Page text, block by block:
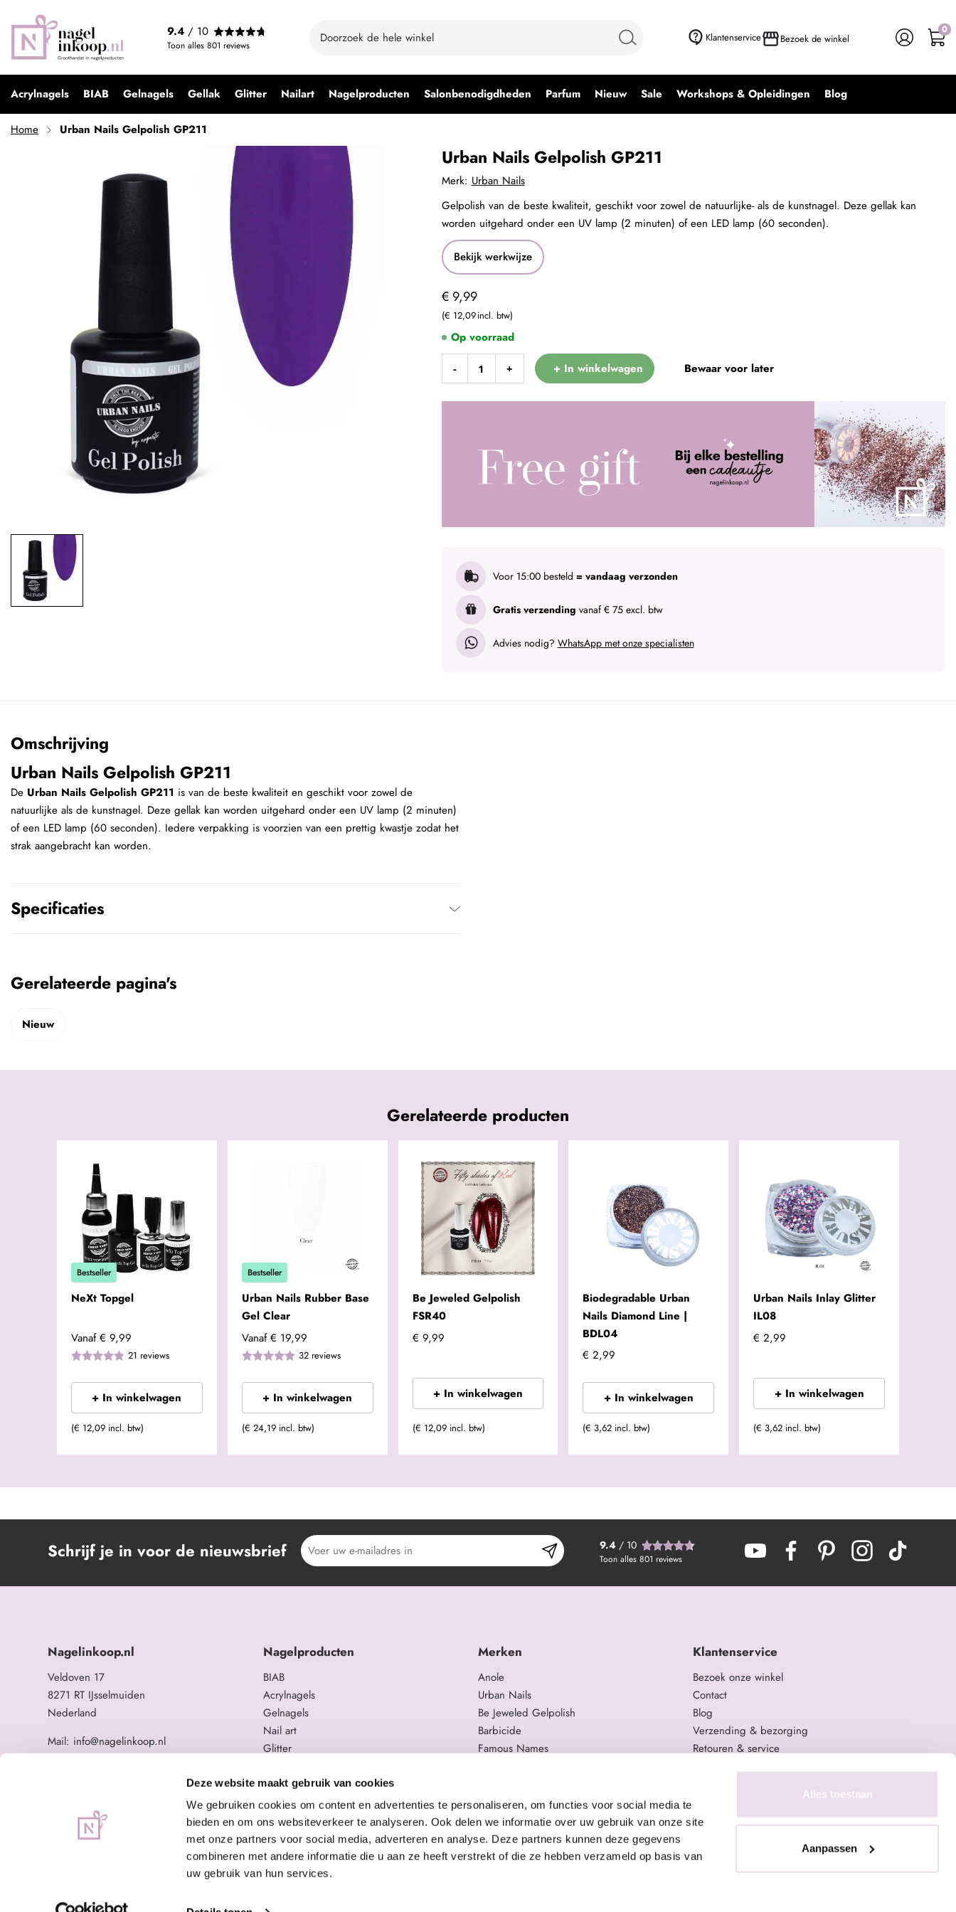
Deze website maakt gebruik van cookies
We gebruiken cookies om content en advertenties te personaliseren, om functies voor social media te
bieden en om ons websiteverkeer te analyseren. Ook delen we informatie over uw gebruik van onze site
met onze partners voor social media, adverteren en analyse. Deze partners kunnen deze gegevens
combineren met andere informatie die u aan ze heeft verstrekt of die ze hebben verzameld op basis van
uw gebruik van hun services.
Alles toestaan
Aanpassen
Klantenservice Bezoek de winkel
9.4 / 10
Toon alles 801 reviews
0
Acrylnagels BIAB Gelnagels Gellak Glitter Nailart Nagelproducten Salonbenodigdheden Parfum Nieuw Sale Workshops & Opleidingen Blog
Home Urban Nails Gelpolish GP211
Urban Nails Gelpolish GP211
Bekijk werkwijze
€ 9,99
€ 12,09
€ 9,99
+ In winkelwagen
- + + In winkelwagen Bewaar voor later
Merk: Urban Nails
Voor 15:00 besteld = vandaag verzonden
Gratis verzending vanaf € 75 excl. btw
Advies nodig? WhatsApp met onze specialisten
Op voorraad
Gelpolish van de beste kwaliteit, geschikt voor zowel de natuurlijke- als de kunstnagel. Deze gellak kan
worden uitgehard onder een UV lamp (2 minuten) of een LED lamp (60 seconden).
Omschrijving
Urban Nails Gelpolish GP211
De Urban Nails Gelpolish GP211 is van de beste kwaliteit en geschikt voor zowel de
natuurlijke als de kunstnagel. Deze gellak kan worden uitgehard onder een UV lamp (2 minuten)
of een LED lamp (60 seconden). Iedere verpakking is voorzien van een prettig kwastje zodat het
strak aangebracht kan worden.
Specificaties
Gerelateerde pagina's
Nieuw
Gerelateerde producten
Bestseller
NeXt Topgel
Vanaf € 9,99
21 reviews
+ In winkelwagen
(€ 12,09 incl. btw)
Bestseller
Urban Nails Rubber Base
Gel Clear
Vanaf € 19,99
32 reviews
+ In winkelwagen
(€ 24,19 incl. btw)
Be Jeweled Gelpolish
FSR40
€ 9,99
+ In winkelwagen
(€ 12,09 incl. btw)
Biodegradable Urban
Nails Diamond Line |
BDL04
€ 2,99
+ In winkelwagen
(€ 3,62 incl. btw)
Urban Nails Inlay Glitter
IL08
€ 2,99
+ In winkelwagen
(€ 3,62 incl. btw)
Schrijf je in voor de nieuwsbrief 9.4/ 10
Toon alles 801 reviews
Nagelinkoop.nl
Veldoven 17
8271 RT IJsselmuiden
Nederland
Mail: info@nagelinkoop.nl
BTW nummer: NL863104678B01
Nagelproducten
BIAB
Acrylnagels
Gelnagels
Nail art
Glitter
Overige nagelproducten
Merken
Anole
Urban Nails
Be Jeweled Gelpolish
Barbicide
Famous Names
Staleks Pro
Klantenservice
Bezoek onze winkel
Contact
Blog
Verzending & bezorging
Retouren & service